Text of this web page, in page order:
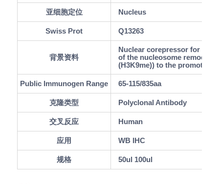
亚细胞定位 Nucleus
Swiss Prot Q13263
背景资料
Nuclear corepressor for
of the nucleosome
(H3K9me)) to the promoter
Public Immunogen Range 65-115/835aa
克隆类型 Polyclonal Antibody
交叉反应 Human
应用 WB IHC
规格 50ul 100ul